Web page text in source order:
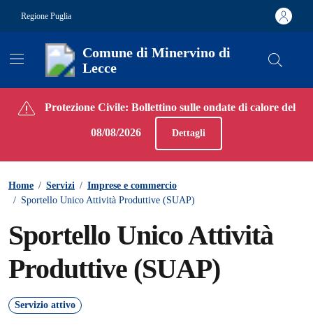
Regione Puglia
Comune di Minervino di
Lecce
Contenuti in evidenza
Protezione Civile: Bollettino sulle ondate di calore del
08/08/2026 Dettagli
Home / Servizi / Imprese e commercio
/ Sportello Unico Attività Produttive (SUAP)
Sportello Unico Attività
Produttive (SUAP)
Servizio attivo